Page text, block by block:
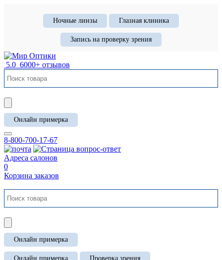
Ночные линзы Глазная клиника
Запись на проверку зрения
5.0 6000+ отзывов
Онлайн примерка
8-800-700-17-67
Адреса салонов
0
Корзина заказов
Онлайн примерка
Онлайн примерка Проверка зрения